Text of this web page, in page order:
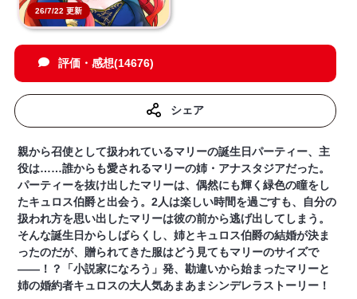
26/7/22 更新
評価・感想(14676)
シェア
親から召使として扱われているマリーの誕生日パーティー、主
役は……誰からも愛されるマリーの姉・アナスタジアだった。
パーティーを抜け出したマリーは、偶然にも輝く緑色の瞳をし
たキュロス伯爵と出会う。2人は楽しい時間を過ごすも、自分の
扱われ方を思い出したマリーは彼の前から逃げ出してしまう。
そんな誕生日からしばらくし、姉とキュロス伯爵の結婚が決ま
ったのだが、贈られてきた服はどう見てもマリーのサイズで
――！？「小説家になろう」発、勘違いから始まったマリーと
姉の婚約者キュロスの大人気あまあまシンデレラストーリー！